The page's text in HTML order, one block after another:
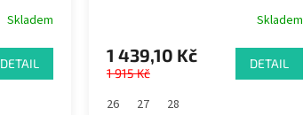
Skladem
DETAIL
Skladem
1 439,10 Kč
1 915 Kč
DETAIL
26 27 28